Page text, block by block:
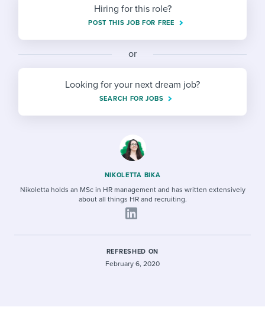
Ensuring compliance
Digitizing work processes
Candidate/employee experiences
Step-by-step tutorials
HR terms
Workable Academy
Career development
Overall career resources
Start a free trial
Hiring for this role?
POST THIS JOB FOR FREE
or
Looking for your next dream job?
SEARCH FOR JOBS
NIKOLETTA BIKA
Nikoletta holds an MSc in HR management and has written extensively
about all things HR and recruiting.
REFRESHED ON
February 6, 2020